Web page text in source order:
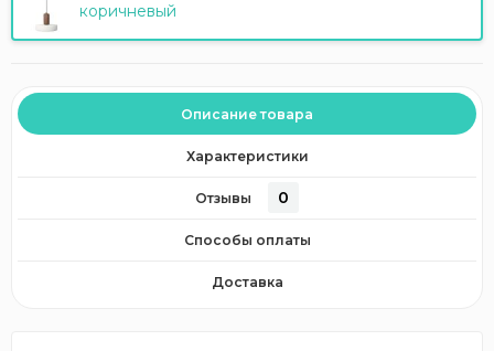
коричневый
Описание товара
Характеристики
Отзывы 0
Способы оплаты
Доставка